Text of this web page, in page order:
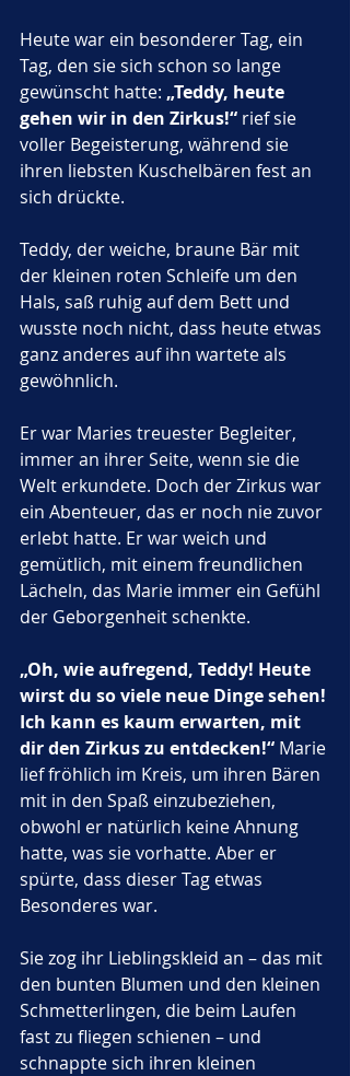
Heute war ein besonderer Tag, ein
Tag, den sie sich schon so lange
gewünscht hatte: „Teddy, heute
gehen wir in den Zirkus!“ rief sie
voller Begeisterung, während sie
ihren liebsten Kuschelbären fest an
sich drückte.
Teddy, der weiche, braune Bär mit
der kleinen roten Schleife um den
Hals, saß ruhig auf dem Bett und
wusste noch nicht, dass heute etwas
ganz anderes auf ihn wartete als
gewöhnlich.
Er war Maries treuester Begleiter,
immer an ihrer Seite, wenn sie die
Welt erkundete. Doch der Zirkus war
ein Abenteuer, das er noch nie zuvor
erlebt hatte. Er war weich und
gemütlich, mit einem freundlichen
Lächeln, das Marie immer ein Gefühl
der Geborgenheit schenkte.
„Oh, wie aufregend, Teddy! Heute
wirst du so viele neue Dinge sehen!
Ich kann es kaum erwarten, mit
dir den Zirkus zu entdecken!“ Marie
lief fröhlich im Kreis, um ihren Bären
mit in den Spaß einzubeziehen,
obwohl er natürlich keine Ahnung
hatte, was sie vorhatte. Aber er
spürte, dass dieser Tag etwas
Besonderes war.
Sie zog ihr Lieblingskleid an – das mit
den bunten Blumen und den kleinen
Schmetterlingen, die beim Laufen
fast zu fliegen schienen – und
schnappte sich ihren kleinen